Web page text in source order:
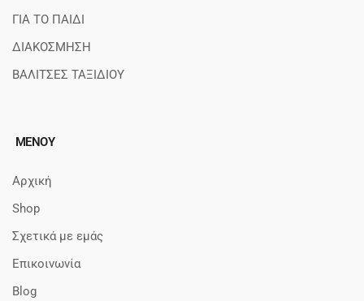
ΓΙΑ ΤΟ ΠΑΙΔΙ
ΔΙΑΚΟΣΜΗΣΗ
ΒΑΛΙΤΣΕΣ ΤΑΞΙΔΙΟΥ
ΜΕΝΟΥ
Αρχική
Shop
Σχετικά με εμάς
Επικοινωνία
Blog